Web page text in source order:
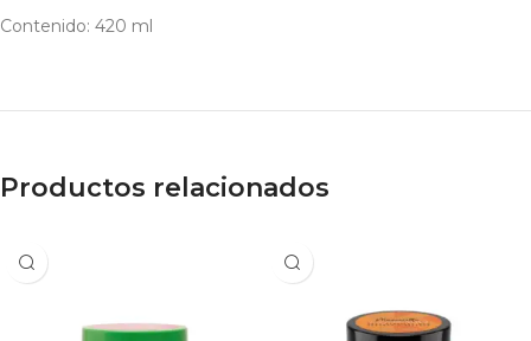
Contenido: 420 ml
Productos relacionados